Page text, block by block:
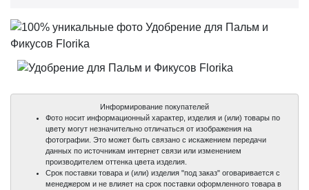
Информирование покупателей
Фото носит информационный характер, изделия и (или) товары по
цвету могут незначительно отличаться от изображения на
фотографии. Это может быть связано с искажением передачи
данных по источникам интернет связи или изменением
производителем оттенка цвета изделия.
Срок поставки товара и (или) изделия "под заказ" оговаривается с
менеджером и не влияет на срок поставки оформленного товара в